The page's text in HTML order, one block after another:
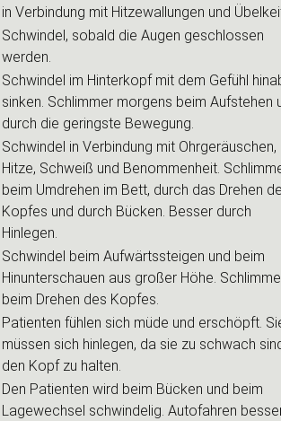
in Verbindung mit Hitzewallungen und
Schwindel, sobald die Augen geschlossen
werden.
Schwindel im Hinterkopf mit dem Gefühl
sinken. Schlimmer morgens beim Aufstehen
durch die geringste Bewegung.
Schwindel in Verbindung mit Ohrgeräuschen,
Hitze, Schweiß und Benommenheit.
beim Umdrehen im Bett, durch das Drehen
Kopfes und durch Bücken. Besser durch
Hinlegen.
Schwindel beim Aufwärtssteigen und beim
Hinunterschauen aus großer Höhe.
beim Drehen des Kopfes.
Patienten fühlen sich müde und erschöpft.
müssen sich hinlegen, da sie zu schwach
den Kopf zu halten.
Den Patienten wird beim Bücken und beim
Lagewechsel schwindelig. Autofahren